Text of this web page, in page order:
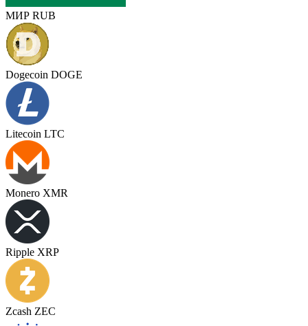
МИР RUB
Dogecoin DOGE
Litecoin LTC
Monero XMR
Ripple XRP
Zcash ZEC